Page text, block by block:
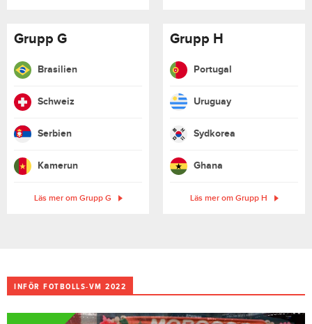
Grupp G
Brasilien
Schweiz
Serbien
Kamerun
Läs mer om Grupp G
Grupp H
Portugal
Uruguay
Sydkorea
Ghana
Läs mer om Grupp H
INFÖR FOTBOLLS-VM 2022